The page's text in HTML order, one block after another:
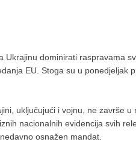
dominirati raspravama
EU. Stoga su u ponedjeljak
uključujući i vojnu, ne završe u
nacionalnih evidencija svih
osnažen mandat.